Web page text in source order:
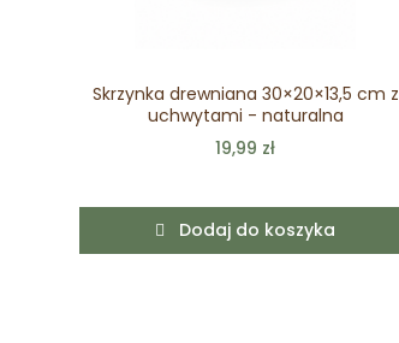
Skrzynka drewniana 30×20×13,5 cm z
uchwytami - naturalna
19,99 zł
Dodaj do koszyka